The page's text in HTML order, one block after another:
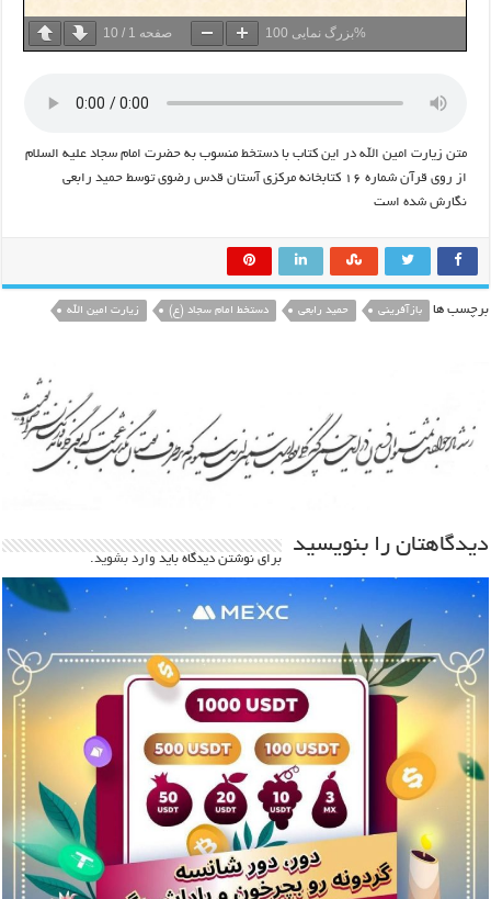
صفحه 1
/
10 بزرگ نمایی100%
متن زیارت امین الله در این کتاب با دستخط منسوب به حضرت امام سجاد علیه السلام
از روی قرآن شماره ۱۶ کتابخانه مرکزی آستان قدس رضوی توسط حمید رابعی
نگارش شده است
برچسب ها بازآفرینی حمید رابعی دستخط امام سجاد (ع) زیارت امین الله
دیدگاهتان را بنویسید
برای نوشتن دیدگاه باید وارد بشوید.